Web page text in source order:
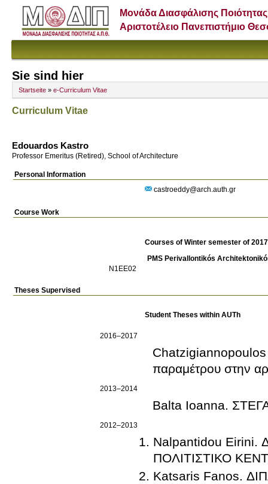
Μονάδα Διασφάλισης Ποιότητας
Αριστοτέλειο Πανεπιστήμιο
Sie sind hier
Startseite » e-Curriculum Vitae
Curriculum Vitae
Edouardos Kastro
Professor Emeritus (Retired), School of Architecture
Personal Information
castroeddy@arch.auth.gr
Course Work
Courses of Winter semester of
PMS Perivallontikós
Ν1ΕΕ02
Theses Supervised
Student Theses within AUTh
2016–2017
Chatzigiannopoulos Themistoklis. Ο
παραμέτρου στην
2013–2014
Balta Ioanna.
2012–2013
Nalpantidou
ΠΟΛΙΤΙΣΤΙΚΟ
Katsaris Fanos.